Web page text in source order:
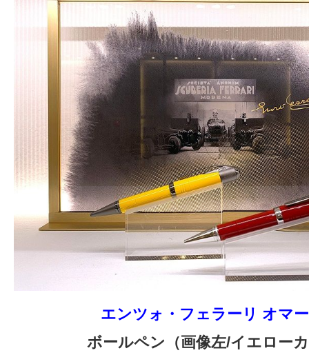
エンツォ・フェラーリ オマ
ボールペン（画像左/イエロー